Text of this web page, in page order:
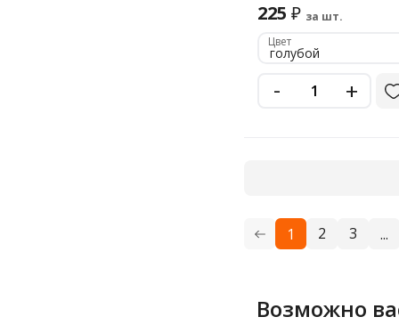
225 ₽ за шт.
Цвет
голубой
- +
1 2 3 ...
Возможно